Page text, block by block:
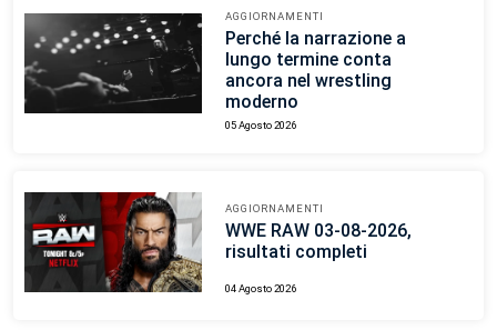
AGGIORNAMENTI
Perché la narrazione a
lungo termine conta
ancora nel wrestling
moderno
05 Agosto 2026
AGGIORNAMENTI
WWE RAW 03-08-2026,
risultati completi
04 Agosto 2026